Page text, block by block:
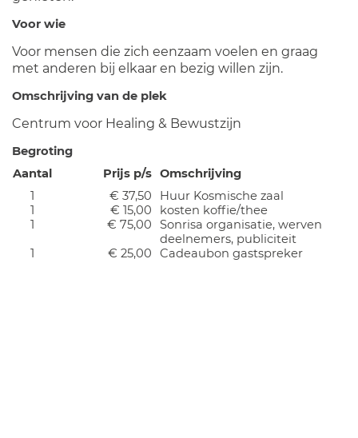
Voor wie
Voor mensen die zich eenzaam voelen en graag
met anderen bij elkaar en bezig willen zijn.
Omschrijving van de plek
Centrum voor Healing & Bewustzijn
Begroting
Aantal
Prijs p/s Omschrijving
1
€ 37,50
Huur Kosmische zaal
1
€ 15,00
kosten koffie/thee
1
€ 75,00
Sonrisa organisatie, werven
deelnemers, publiciteit
1
€ 25,00 Cadeaubon gastspreker